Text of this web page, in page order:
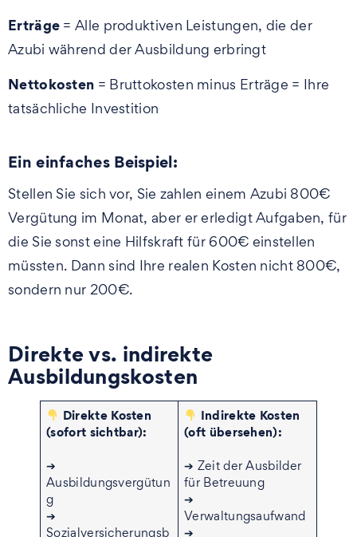
Erträge = Alle produktiven Leistungen, die der
Azubi während der Ausbildung erbringt
Nettokosten = Bruttokosten minus Erträge = Ihre
tatsächliche Investition
Ein einfaches Beispiel:
Stellen Sie sich vor, Sie zahlen einem Azubi 800€
Vergütung im Monat, aber er erledigt Aufgaben, für
die Sie sonst eine Hilfskraft für 600€ einstellen
müssten. Dann sind Ihre realen Kosten nicht 800€,
sondern nur 200€.
Direkte vs. indirekte
Ausbildungskosten
Direkte Kosten
(sofort sichtbar):
➔
Ausbildungsvergütun
g
➔
Sozialversicherungsb
Indirekte Kosten
(oft übersehen):
➔ Zeit der Ausbilder
für Betreuung
➔
Verwaltungsaufwand
➔